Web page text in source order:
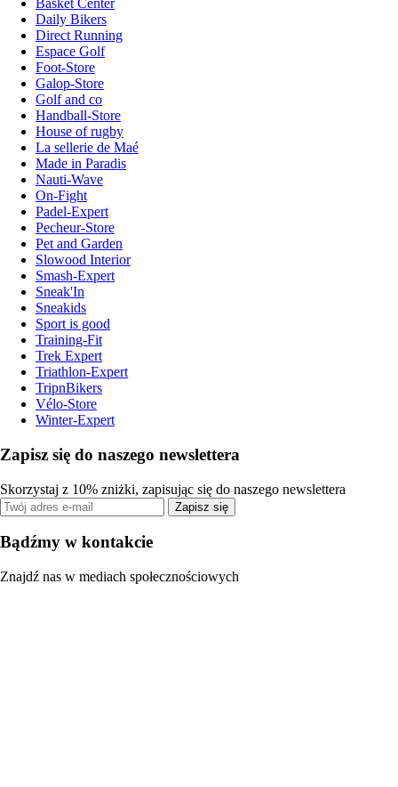
Basket Center
Daily Bikers
Direct Running
Espace Golf
Foot-Store
Galop-Store
Golf and co
Handball-Store
House of rugby
La sellerie de Maé
Made in Paradis
Nauti-Wave
On-Fight
Padel-Expert
Pecheur-Store
Pet and Garden
Slowood Interior
Smash-Expert
Sneak'In
Sneakids
Sport is good
Training-Fit
Trek Expert
Triathlon-Expert
TripnBikers
Vélo-Store
Winter-Expert
Zapisz się do naszego newslettera
Skorzystaj z 10% zniżki, zapisując się do naszego newslettera
Zapisz się
Bądźmy w kontakcie
Znajdź nas w mediach społecznościowych